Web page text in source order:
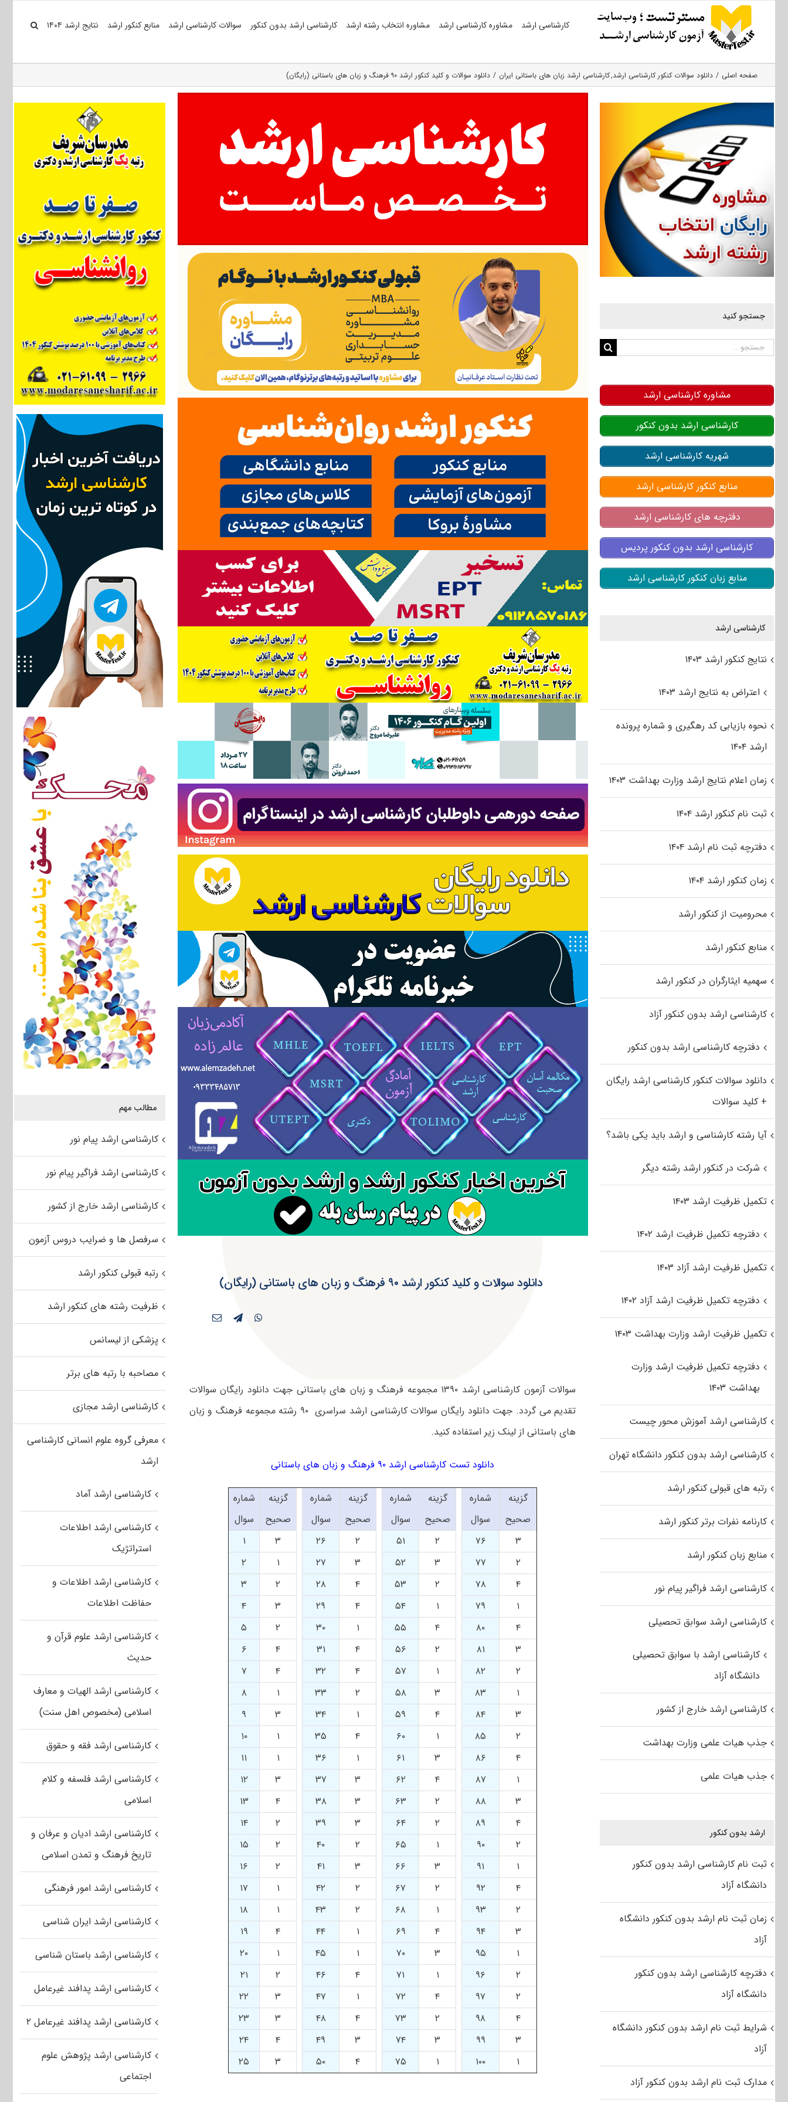
کارشناسی ارشد مشاوره کارشناسی ارشد مشاوره انتخاب رشته ارشد کارشناسی ارشد بدون کنکور سوالات کارشناسی ارشد منابع کنکور ارشد نتایج ارشد ۱۴۰۴
صفحه اصلی دانلود سوالات کنکور کارشناسی ارشد کارشناسی ارشد زبان‌ های باستانی ایران دانلود سوالات و کلید کنکور ارشد ۹۰ فرهنگ و زبان های باستانی (رایگان)
دانلود سوالات و کلید کنکور ارشد ۹۰ فرهنگ و زبان های باستانی (رایگان)
سوالات آزمون کارشناسی ارشد ۱۳۹۰ مجموعه فرهنگ و زبان های باستانی جهت دانلود رایگان سوالات
تقدیم می گردد. جهت دانلود رایگان سوالات کارشناسی ارشد سراسری ۹۰ رشته مجموعه فرهنگ و زبان
های باستانی از لینک زیر استفاده کنید.
دانلود تست کارشناسی ارشد ۹۰ فرهنگ و زبان های باستانی
گزینه
صحیح
شماره
سوال
گزینه
صحیح
شماره
سوال
گزینه
صحیح
شماره
سوال
گزینه
صحیح
شماره
سوال
۳
۷۶ ۲ ۵۱ ۲ ۲۶ ۳
۱
۲
۷۷ ۳ ۵۲ ۳ ۲۷ ۱
۲
۴
۷۸ ۲ ۵۳ ۴ ۲۸ ۲
۳
۱
۷۹ ۱ ۵۴ ۴ ۲۹ ۳
۴
۴
۸۰ ۴ ۵۵ ۱ ۳۰ ۲
۵
۳
۸۱ ۲ ۵۶ ۴ ۳۱ ۴
۶
۲
۸۲ ۱ ۵۷ ۴ ۳۲ ۴
۷
۱
۸۳ ۳ ۵۸ ۲ ۳۳ ۱
۸
۳
۸۴ ۴ ۵۹ ۱ ۳۴ ۳
۹
۲
۸۵ ۱ ۶۰ ۴ ۳۵ ۱
۱۰
۴
۸۶ ۳ ۶۱ ۱ ۳۶ ۱
۱۱
۱
۸۷ ۴ ۶۲ ۳ ۳۷ ۳
۱۲
۳
۸۸ ۲ ۶۳ ۳ ۳۸ ۴
۱۳
۴
۸۹ ۲ ۶۴ ۳ ۳۹ ۲
۱۴
۲
۹۰ ۱ ۶۵ ۲ ۴۰ ۲
۱۵
۱
۹۱ ۳ ۶۶ ۳ ۴۱ ۲
۱۶
۴
۹۲ ۲ ۶۷ ۲ ۴۲ ۱
۱۷
۲
۹۳ ۱ ۶۸ ۲ ۴۳ ۱
۱۸
۳
۹۴ ۴ ۶۹ ۱ ۴۴ ۴
۱۹
۱
۹۵ ۳ ۷۰ ۱ ۴۵ ۱
۲۰
۲
۹۶ ۱ ۷۱ ۴ ۴۶ ۲
۲۱
۲
۹۷ ۴ ۷۲ ۱ ۴۷ ۳
۲۲
۴
۹۸ ۲ ۷۳ ۴ ۴۸ ۳
۲۳
۳
۹۹ ۳ ۷۴ ۳ ۴۹ ۴
۲۴
۱
۱۰۰ ۱ ۷۵ ۴ ۵۰ ۳ ۲۵
مطالب مهم
کارشناسی ارشد پیام نور
کارشناسی ارشد فراگیر پیام نور
کارشناسی ارشد خارج از کشور
سرفصل ها و ضرایب دروس آزمون
رتبه قبولی کنکور ارشد
ظرفیت رشته های کنکور ارشد
پزشکی از لیسانس
مصاحبه با رتبه های برتر
کارشناسی ارشد مجازی
معرفی گروه علوم انسانی کارشناسی
ارشد
کارشناسی ارشد آماد
کارشناسی ارشد اطلاعات
استراتژیک
کارشناسی ارشد اطلاعات و
حفاظت اطلاعات
کارشناسی ارشد علوم قرآن و
حدیث
کارشناسی ارشد الهیات و معارف
اسلامی (مخصوص اهل سنت)
کارشناسی ارشد فقه و حقوق
کارشناسی ارشد فلسفه و کلام
اسلامی
کارشناسی ارشد ادیان و عرفان و
تاریخ فرهنگ و تمدن اسلامی
کارشناسی ارشد امور فرهنگی
کارشناسی ارشد ایران شناسی
کارشناسی ارشد باستان شناسی
کارشناسی ارشد پدافند غیرعامل
کارشناسی ارشد پدافند غیرعامل ۲
کارشناسی ارشد پژوهش علوم
اجتماعی
جستجو کنید
جستجو
مشاوره کارشناسی ارشد
کارشناسی ارشد بدون کنکور
شهریه کارشناسی ارشد
منابع کنکور کارشناسی ارشد
دفترچه های کارشناسی ارشد
کارشناسی ارشد بدون کنکور پردیس
منابع زبان کنکور کارشناسی ارشد
کارشناسی ارشد
نتایج کنکور ارشد ۱۴۰۳
اعتراض به نتایج ارشد ۱۴۰۳
نحوه بازیابی کد رهگیری و شماره پرونده
ارشد ۱۴۰۴
زمان اعلام نتایج ارشد وزارت بهداشت ۱۴۰۳
ثبت نام کنکور ارشد ۱۴۰۴
دفترچه ثبت نام ارشد ۱۴۰۴
زمان کنکور ارشد ۱۴۰۴
محرومیت از کنکور ارشد
منابع کنکور ارشد
سهمیه ایثارگران در کنکور ارشد
کارشناسی ارشد بدون کنکور آزاد
دفترچه کارشناسی ارشد بدون کنکور
دانلود سوالات کنکور کارشناسی ارشد رایگان
+ کلید سوالات
آیا رشته کارشناسی و ارشد باید یکی باشد؟
شرکت در کنکور ارشد رشته دیگر
تکمیل ظرفیت ارشد ۱۴۰۳
دفترچه تکمیل ظرفیت ارشد ۱۴۰۲
تکمیل ظرفیت ارشد آزاد ۱۴۰۳
دفترچه تکمیل ظرفیت ارشد آزاد ۱۴۰۲
تکمیل ظرفیت ارشد وزارت بهداشت ۱۴۰۳
دفترچه تکمیل ظرفیت ارشد وزارت
بهداشت ۱۴۰۳
کارشناسی ارشد آموزش محور چیست
کارشناسی ارشد بدون کنکور دانشگاه تهران
رتبه های قبولی کنکور ارشد
کارنامه نفرات برتر کنکور ارشد
منابع زبان کنکور ارشد
کارشناسی ارشد فراگیر پیام نور
کارشناسی ارشد سوابق تحصیلی
کارشناسی ارشد با سوابق تحصیلی
دانشگاه آزاد
کارشناسی ارشد خارج از کشور
جذب هیات علمی وزارت بهداشت
جذب هیات علمی
ارشد بدون کنکور
ثبت نام کارشناسی ارشد بدون کنکور
دانشگاه آزاد
زمان ثبت نام ارشد بدون کنکور دانشگاه
آزاد
دفترچه کارشناسی ارشد بدون کنکور
دانشگاه آزاد
شرایط ثبت نام ارشد بدون کنکور دانشگاه
آزاد
مدارک ثبت نام ارشد بدون کنکور آزاد